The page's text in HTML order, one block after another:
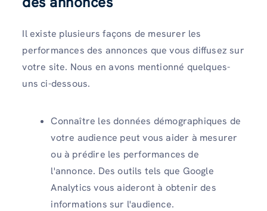
Il existe plusieurs façons de mesurer les
performances des annonces que vous diffusez sur
votre site. Nous en avons mentionné quelques-
uns ci-dessous.
Connaître les données démographiques de
votre audience peut vous aider à mesurer
ou à prédire les performances de
l'annonce. Des outils tels que Google
Analytics vous aideront à obtenir des
informations sur l'audience.